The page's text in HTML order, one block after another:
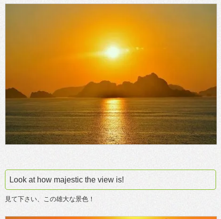
Look at how majestic the view is!
見て下さい、この雄大な景色！